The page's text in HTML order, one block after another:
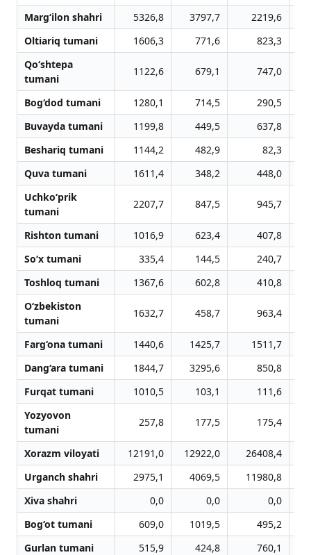
Marg‘ilon shahri 5326,8 3797,7
2219,6
Oltiariq tumani
1606,3 771,6
823,3
Qo‘shtepa
tumani
1122,6 679,1 747,0
Bog‘dod tumani 1280,1 714,5
290,5
Buvayda tumani
1199,8 449,5
637,8
Beshariq tumani
1144,2 482,9
82,3
Quva tumani
1611,4 348,2
448,0
Uchko‘prik
tumani
2207,7 847,5 945,7
Rishton tumani 1016,9 623,4
407,8
So‘x tumani
335,4 144,5
240,7
Toshloq tumani
1367,6 602,8
410,8
O‘zbekiston
tumani
1632,7 458,7 963,4
Farg‘ona tumani 1440,6 1425,7
1511,7
Dang‘ara tumani
1844,7 3295,6
850,8
Furqat tumani
1010,5 103,1
111,6
Yozyovon
tumani
257,8 177,5 175,4
Xorazm viloyati 12191,0 12922,0 26408,4
Urganch shahri
2975,1 4069,5
11980,8
Xiva shahri
0,0 0,0
0,0
Bog‘ot tumani
609,0 1019,5
495,2
Gurlan tumani
515,9 424,8
760,1